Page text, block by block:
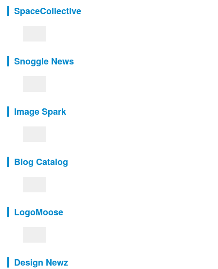
SpaceCollective
Snoggle News
Image Spark
Blog Catalog
LogoMoose
Design Newz